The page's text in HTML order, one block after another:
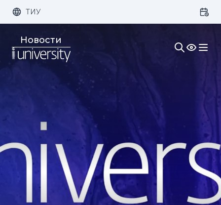
Размер шрифта: Цвет:
Изображения:
Озвучивание:
ТИУ
Новости